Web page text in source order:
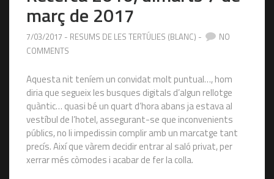
març de 2017
7/03/2017 - RESUMS DE LES TERTÚLIES (BLANC) -
NO
COMMENTS
Aquesta nit teníem un convidat molt puntual…, hom
diria que segueix les busques digitals d’algun rellotge
quàntic… quasi bé un quart d’hora abans ja estava al
vestíbul de l’hotel, assegurant-se que inconvenients
públics, no li impedissin complir amb un marcatge tant
precís. Així que vàrem decidir entrar al saló privat, per
xerrar més còmodes i acabar de fer la colla.